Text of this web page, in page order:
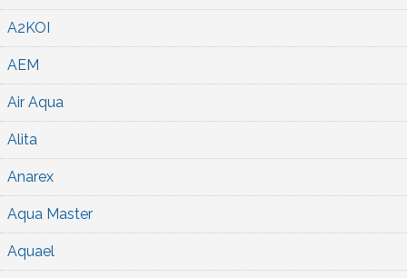
A2KOI
AEM
Air Aqua
Alita
Anarex
Aqua Master
Aquael